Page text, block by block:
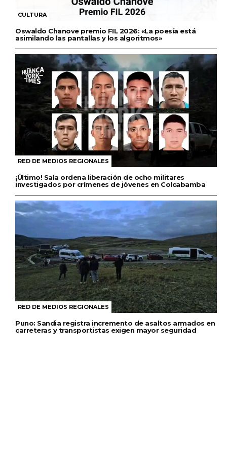
CULTURA
Oswaldo Chanove premio FIL 2026: «La poesía está
asimilando las pantallas y los algoritmos»
RED DE MEDIOS REGIONALES
¡Último! Sala ordena liberación de ocho militares
investigados por crímenes de jóvenes en Colcabamba
RED DE MEDIOS REGIONALES
Puno: Sandia registra incremento de asaltos armados en
carreteras y transportistas exigen mayor seguridad